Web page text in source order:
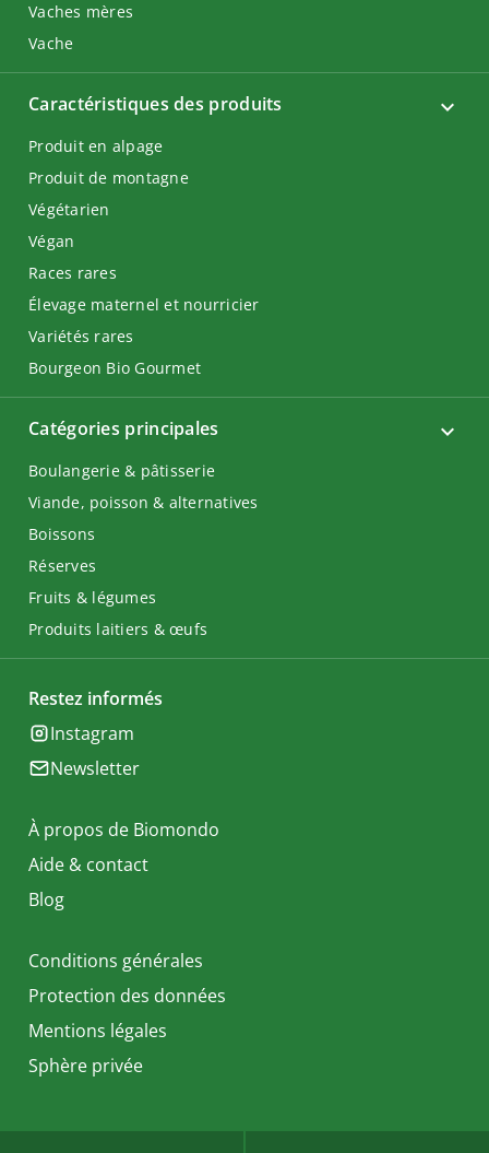
Vaches mères
Vache
Catégories principales
Boulangerie & pâtisserie
Viande, poisson & alternatives
Boissons
Réserves
Fruits & légumes
Produits laitiers & œufs
Caractéristiques des produits
Produit en alpage
Produit de montagne
Végétarien
Végan
Races rares
Élevage maternel et nourricier
Variétés rares
Bourgeon Bio Gourmet
Restez informés
Instagram
Newsletter
À propos de Biomondo
Aide & contact
Blog
Conditions générales
Protection des données
Mentions légales
Sphère privée